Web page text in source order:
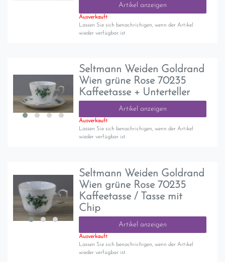
Artikel anzeigen
Ausverkauft
Lassen Sie sich benachrichigen, wenn der Artikel
wieder verfügbar ist.
Seltmann Weiden Goldrand
Wien grüne Rose 70235
Kaffeetasse + Unterteller
Artikel anzeigen
Ausverkauft
Lassen Sie sich benachrichigen, wenn der Artikel
wieder verfügbar ist.
Seltmann Weiden Goldrand
Wien grüne Rose 70235
Kaffeetasse / Tasse mit
Chip
Artikel anzeigen
Ausverkauft
Lassen Sie sich benachrichigen, wenn der Artikel
wieder verfügbar ist.